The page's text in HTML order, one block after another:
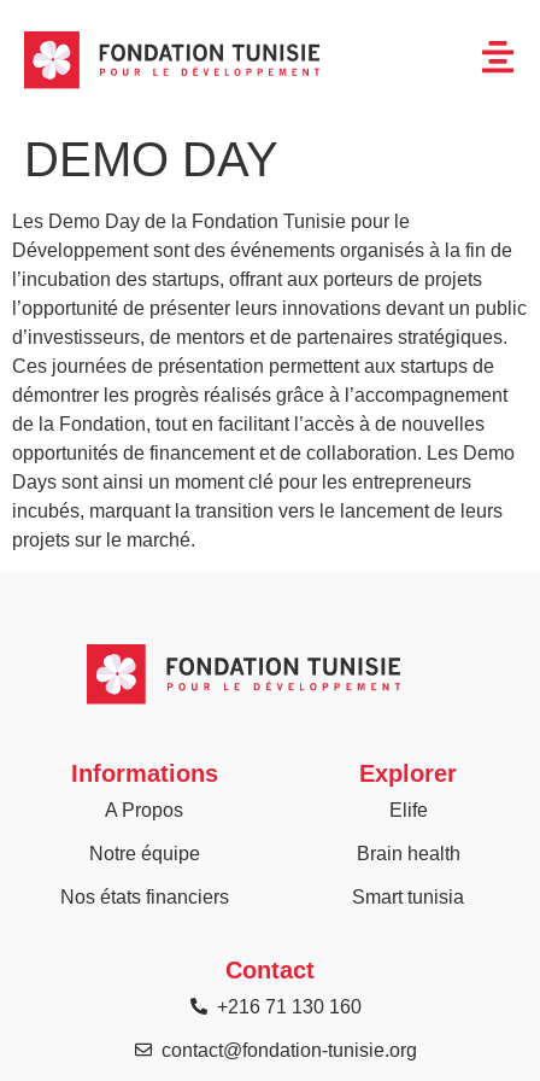
DEMO DAY
Les Demo Day de la Fondation Tunisie pour le
Développement sont des événements organisés à la fin de
l’incubation des startups, offrant aux porteurs de projets
l’opportunité de présenter leurs innovations devant un public
d’investisseurs, de mentors et de partenaires stratégiques.
Ces journées de présentation permettent aux startups de
démontrer les progrès réalisés grâce à l’accompagnement
de la Fondation, tout en facilitant l’accès à de nouvelles
opportunités de financement et de collaboration. Les Demo
Days sont ainsi un moment clé pour les entrepreneurs
incubés, marquant la transition vers le lancement de leurs
projets sur le marché.
Informations
A Propos
Notre équipe
Nos états financiers
Explorer
Elife
Brain health
Smart tunisia
Contact
+216 71 130 160
contact@fondation-tunisie.org